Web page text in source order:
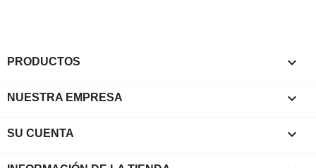
PRODUCTOS 
NUESTRA EMPRESA 
SU CUENTA 